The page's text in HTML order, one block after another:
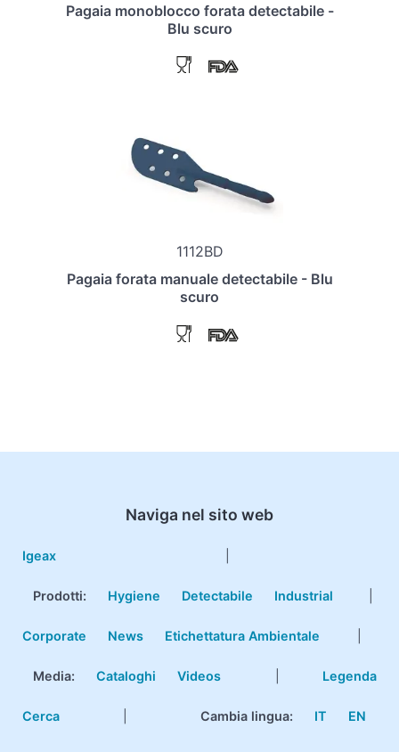
Pagaia monoblocco forata detectabile -
Blu scuro
1112BD
Pagaia forata manuale detectabile - Blu
scuro
Naviga nel sito web
Igeax
Prodotti: Hygiene Detectabile Industrial
Corporate News Etichettatura Ambientale
Media: Cataloghi Videos Legenda
Cerca Cambia lingua: IT EN